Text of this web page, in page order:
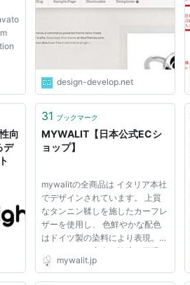
EStore」
design-develop.net
向
デ
31 ブックマーク
MYWALIT【日本公式ECシ
ョップ】
mywalitの全商品は イタリア本社
でデザインされています。 上質
なタンニン鞣しを施したカーフレ
ザーを使用し、 色鮮やかな配色
はドイツ製の染料により表現。
そしてタイの安全で快適な工場で
ハンドメイドされています。
mywalit.jp